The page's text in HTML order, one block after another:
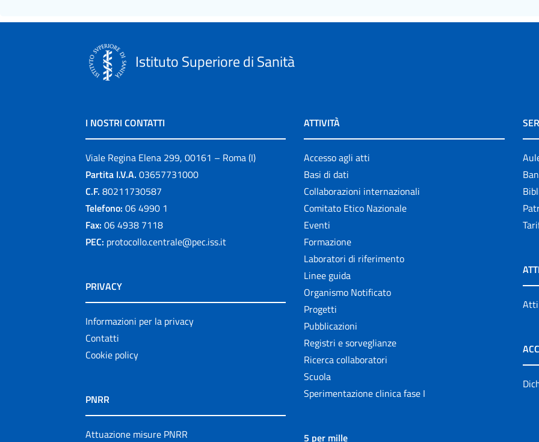
Istituto Superiore di Sanità
I NOSTRI CONTATTI
Viale Regina Elena 299, 00161 – Roma (I)
Partita I.V.A. 03657731000
C.F. 80211730587
Telefono: 06 4990 1
Fax: 06 4938 7118
PEC: protocollo.centrale@pec.iss.it
PRIVACY
Informazioni per la privacy
Contatti
Cookie policy
PNRR
Attuazione misure PNRR
ATTIVITÀ
Accesso agli atti
Basi di dati
Collaborazioni internazionali
Comitato Etico Nazionale
Eventi
Formazione
Laboratori di riferimento
Linee guida
Organismo Notificato
Progetti
Pubblicazioni
Registri e sorveglianze
Ricerca collaboratori
Scuola
Sperimentazione clinica fase I
5 per mille
Atti